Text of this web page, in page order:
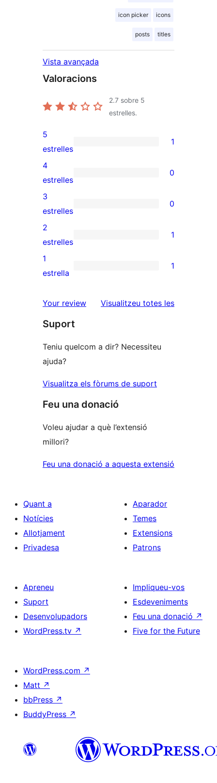
icon picker icons
posts titles
Vista avançada
Valoracions
2.7 sobre 5
estrelles.
1
valoració
de
5
estrelles
5
estrelles
1
0
valoracions
de
4
estrelles
4
estrelles
0
0
valoracions
de
3
estrelles
3
estrelles
0
1
valoració
de
estrelles
2
estrelles
1
1
de
estrelles
1
estrella
1
Your review Visualitzeu totes lesressenyes
Suport
Teniu quelcom a dir? Necessiteu
ajuda?
Visualitza els fòrums de suport
Feu una donació
Voleu ajudar a què l’extensió
millori?
Feu una donació a aquesta extensió
Quant a
Notícies
Allotjament
Privadesa
Aparador
Temes
Extensions
Patrons
Apreneu
Suport
Desenvolupadors
WordPress.tv ↗
Impliqueu-vos
Esdeveniments
Feu una donació ↗
Five for the Future
WordPress.com ↗
Matt ↗
bbPress ↗
BuddyPress ↗